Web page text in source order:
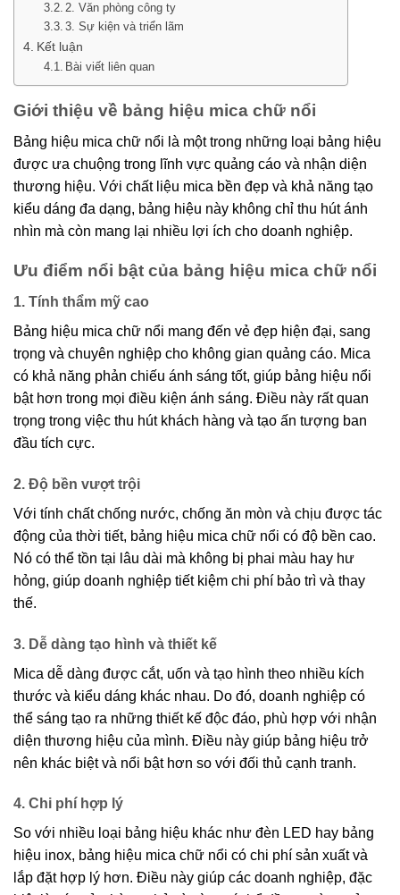
2. Văn phòng công ty
3. Sự kiện và triển lãm
Kết luận
Bài viết liên quan
Giới thiệu về bảng hiệu mica chữ nổi
Bảng hiệu mica chữ nổi là một trong những loại bảng hiệu
được ưa chuộng trong lĩnh vực quảng cáo và nhận diện
thương hiệu. Với chất liệu mica bền đẹp và khả năng tạo
kiểu dáng đa dạng, bảng hiệu này không chỉ thu hút ánh
nhìn mà còn mang lại nhiều lợi ích cho doanh nghiệp.
Ưu điểm nổi bật của bảng hiệu mica chữ nổi
1. Tính thẩm mỹ cao
Bảng hiệu mica chữ nổi mang đến vẻ đẹp hiện đại, sang
trọng và chuyên nghiệp cho không gian quảng cáo. Mica
có khả năng phản chiếu ánh sáng tốt, giúp bảng hiệu nổi
bật hơn trong mọi điều kiện ánh sáng. Điều này rất quan
trọng trong việc thu hút khách hàng và tạo ấn tượng ban
đầu tích cực.
2. Độ bền vượt trội
Với tính chất chống nước, chống ăn mòn và chịu được tác
động của thời tiết, bảng hiệu mica chữ nổi có độ bền cao.
Nó có thể tồn tại lâu dài mà không bị phai màu hay hư
hỏng, giúp doanh nghiệp tiết kiệm chi phí bảo trì và thay
thế.
3. Dễ dàng tạo hình và thiết kế
Mica dễ dàng được cắt, uốn và tạo hình theo nhiều kích
thước và kiểu dáng khác nhau. Do đó, doanh nghiệp có
thể sáng tạo ra những thiết kế độc đáo, phù hợp với nhận
diện thương hiệu của mình. Điều này giúp bảng hiệu trở
nên khác biệt và nổi bật hơn so với đối thủ cạnh tranh.
4. Chi phí hợp lý
So với nhiều loại bảng hiệu khác như đèn LED hay bảng
hiệu inox, bảng hiệu mica chữ nổi có chi phí sản xuất và
lắp đặt hợp lý hơn. Điều này giúp các doanh nghiệp, đặc